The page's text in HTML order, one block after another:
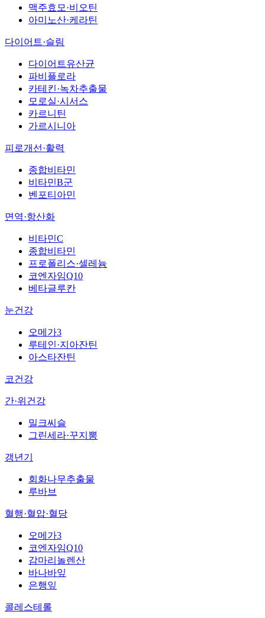
맥주효모·비오틴
아미노산·케라틴
다이어트·슬림
다이어트유산균
파비플로라
카테킨·녹차추출물
모로실·시서스
카르니틴
가르시니아
피로개선·활력
종합비타민
비타민B군
벤포티아민
면역·항산화
비타민C
종합비타민
프로폴리스·셀레늄
코엔자임Q10
베타글루칸
눈건강
오메가3
루테인·지아잔틴
아스타잔틴
코건강
간·위건강
밀크씨슬
그린세라·꾸지뽕
갱년기
회화나무추출물
루바브
혈행·혈압·혈당
오메가3
코엔자임Q10
감마리놀렌산
바나바잎
은행잎
콜레스테롤